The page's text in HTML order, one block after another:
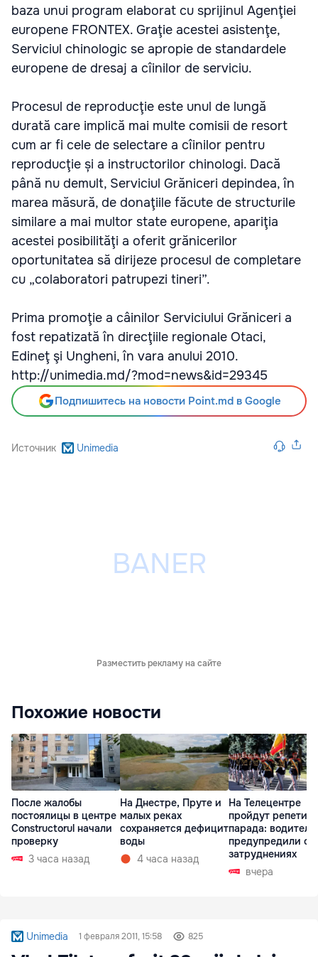
baza unui program elaborat cu sprijinul Agenţiei
europene FRONTEX. Graţie acestei asistenţe,
Serviciul chinologic se apropie de standardele
europene de dresaj a cîinilor de serviciu.
Procesul de reproducţie este unul de lungă
durată care implică mai multe comisii de resort
cum ar fi cele de selectare a cîinilor pentru
reproducţie și a instructorilor chinologi. Dacă
până nu demult, Serviciul Grăniceri depindea, în
marea măsură, de donaţiile făcute de structurile
similare a mai multor state europene, apariţia
acestei posibilităţi a oferit grănicerilor
oportunitatea să dirijeze procesul de completare
cu „colaboratori patrupezi tineri”.
Prima promoţie a câinilor Serviciului Grăniceri a
fost repatizată în direcţiile regionale Otaci,
Edineţ şi Ungheni, în vara anului 2010.
http://unimedia.md/?mod=news&id=29345
Подпишитесь на новости Point.md в Google
Источник Unimedia
Разместить рекламу на сайте
Похожие новости
После жалобы
постоялицы в центре
Constructorul начали
проверку
3 часа назад
На Днестре, Пруте и
малых реках
сохраняется дефицит
воды
4 часа назад
На Телецентре
пройдут
парада:
предупредили о
затруднениях
вчера
Unimedia 1 февраля 2011, 15:58 825